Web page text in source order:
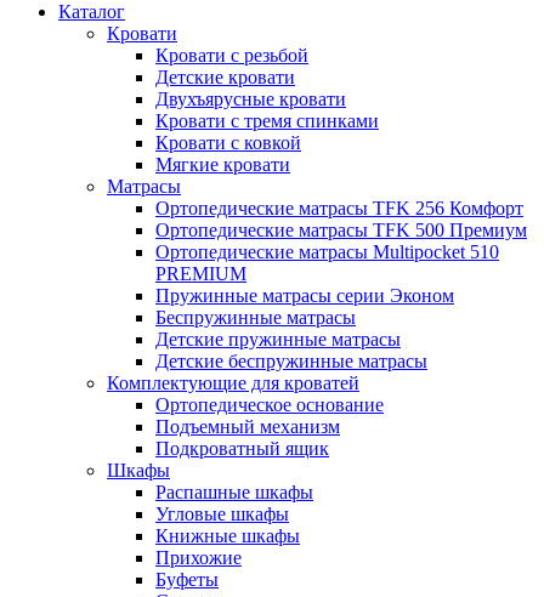
Каталог
Кровати
Кровати с резьбой
Детские кровати
Двухъярусные кровати
Кровати с тремя спинками
Кровати с ковкой
Мягкие кровати
Матрасы
Ортопедические матрасы TFK 256 Комфорт
Ортопедические матрасы TFK 500 Премиум
Ортопедические матрасы Multipocket 510
PREMIUM
Пружинные матрасы серии Эконом
Беспружинные матрасы
Детские пружинные матрасы
Детские беспружинные матрасы
Комплектующие для кроватей
Ортопедическое основание
Подъемный механизм
Подкроватный ящик
Шкафы
Распашные шкафы
Угловые шкафы
Книжные шкафы
Прихожие
Буфеты